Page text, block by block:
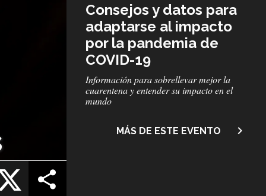
X
Consejos y datos para
adaptarse al impacto
por la pandemia de
COVID-19
Subtítulo
Información para sobrellevar mejor la
cuarentena y entender su impacto en el
mundo
MÁS DE ESTE EVENTO navigate_next